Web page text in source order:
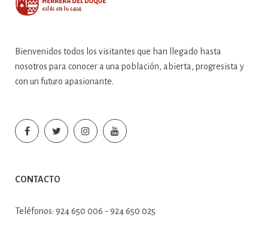
Bienvenidos todos los visitantes que han llegado hasta
nosotros para conocer a una población, abierta, progresista y
con un futuro apasionante.
CONTACTO
Teléfonos: 924 650 006 - 924 650 025